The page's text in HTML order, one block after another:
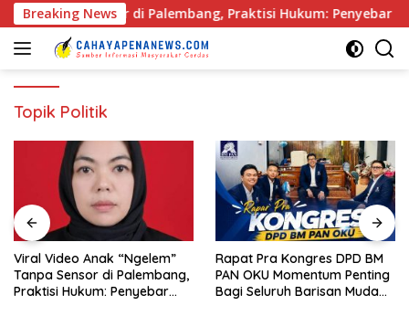
Langsung
ke
konten
Breaking News
Tanpa Sensor di Palembang, Praktisi Hukum: Penyebar
Topik Politik
Rapat Pra Kongres DPD BM
PAN OKU Momentum Penting
Bagi Seluruh Barisan Muda
KPK Buka Peluang
Pengembangan Kasus Pokir
DPRD OKU Usai Vonis Robi